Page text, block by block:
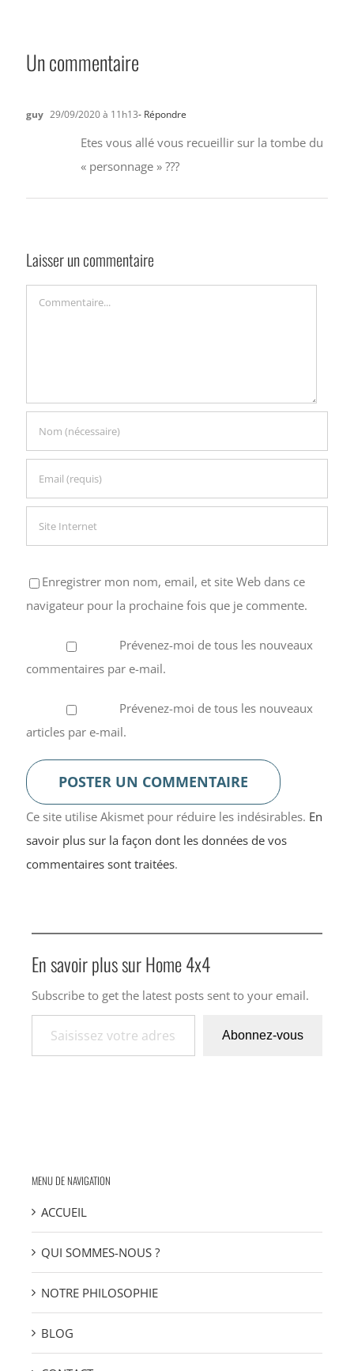
Un commentaire
guy 29/09/2020 à 11h13- Répondre
Etes vous allé vous recueillir sur la tombe du
« personnage » ???
Laisser un commentaire
Commentaire
Enregistrer mon nom, email, et site Web dans ce
navigateur pour la prochaine fois que je commente.
Prévenez-moi de tous les nouveaux
commentaires par e-mail.
Prévenez-moi de tous les nouveaux
articles par e-mail.
Ce site utilise Akismet pour réduire les indésirables. En
savoir plus sur la façon dont les données de vos
commentaires sont traitées.
En savoir plus sur Home 4x4
Subscribe to get the latest posts sent to your email.
Saisissez votre adresse e-mail…
Abonnez-vous
MENU DE NAVIGATION
ACCUEIL
QUI SOMMES-NOUS ?
NOTRE PHILOSOPHIE
BLOG